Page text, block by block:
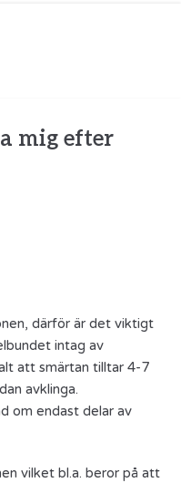
mig efter
därför är det viktigt
intag av
att smärtan tilltar 4-7
avklinga.
om endast delar av
vilket bl.a. beror på att